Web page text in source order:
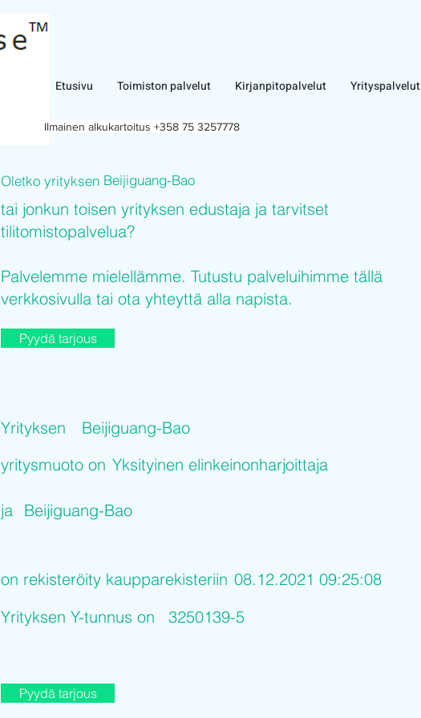
Etusivu Toimiston palvelut Kirjanpitopalvelut Yrityspalvelut
Ilmainen alkukartoitus +358 75 3257778
Beijiguang-Bao
Oletko yrityksen
tai jonkun toisen yrityksen edustaja ja tarvitset
tilitomistopalvelua?
Palvelemme mielellämme. Tutustu palveluihimme tällä
verkkosivulla tai ota yhteyttä alla napista.
Pyydä tarjous
Beijiguang-Bao
Yrityksen
Yksityinen elinkeinonharjoittaja
yritysmuoto on
ja Beijiguang-Bao
on rekisteröity kaupparekisteriin 08.12.2021 09:25:08
Yrityksen Y-tunnus on
3250139-5
Pyydä tarjous